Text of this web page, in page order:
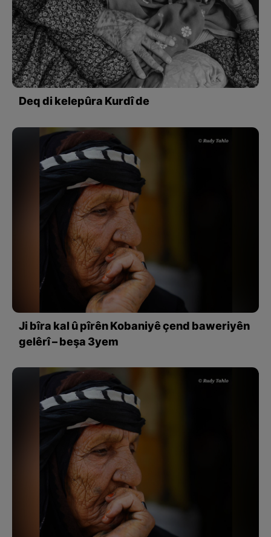
Deq di kelepûra Kurdî de
Ji bîra kal û pîrên Kobaniyê çend baweriyên
gelêrî – beşa 3yem